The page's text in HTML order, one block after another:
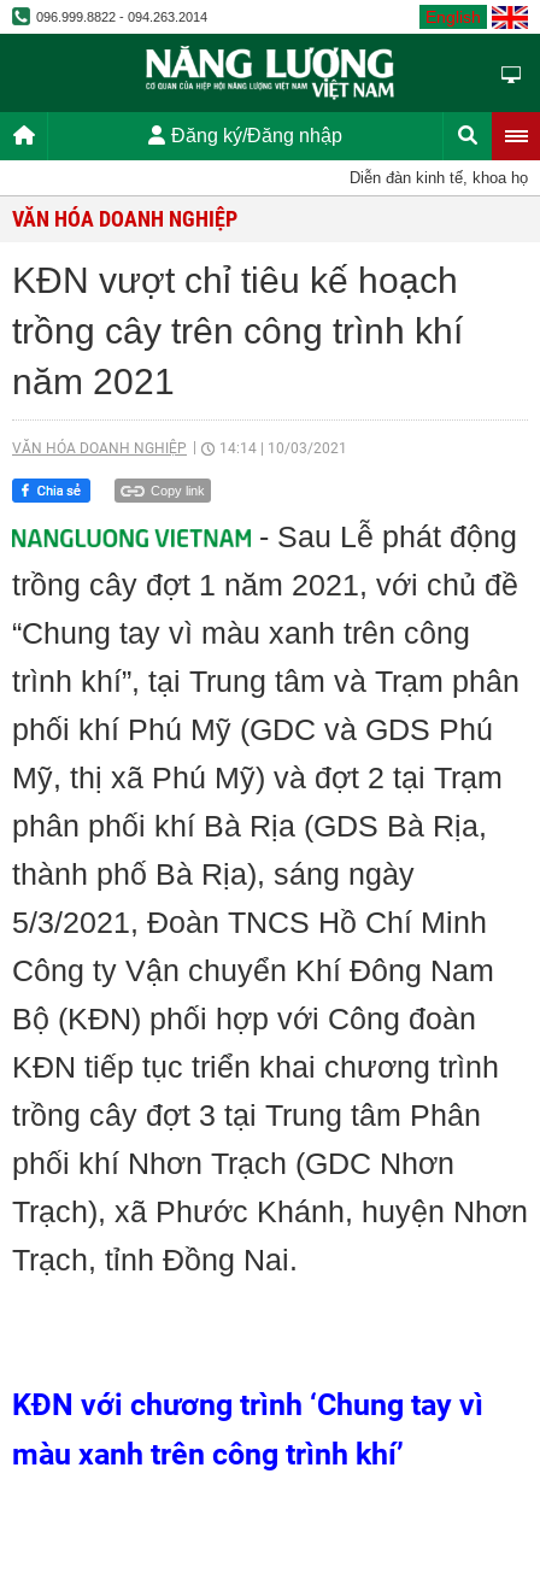
096.999.8822 - 094.263.2014 English
Đăng ký/Đăng nhập
Diễn đàn kinh tế, khoa học,
VĂN HÓA DOANH NGHIỆP
KĐN vượt chỉ tiêu kế hoạch
trồng cây trên công trình khí
năm 2021
VĂN HÓA DOANH NGHIỆP 14:14 10/03/2021
Copy link
- Sau Lễ phát động
trồng cây đợt 1 năm 2021, với chủ đề
“Chung tay vì màu xanh trên công
trình khí”, tại Trung tâm và Trạm phân
phối khí Phú Mỹ (GDC và GDS Phú
Mỹ, thị xã Phú Mỹ) và đợt 2 tại Trạm
phân phối khí Bà Rịa (GDS Bà Rịa,
thành phố Bà Rịa), sáng ngày
5/3/2021, Đoàn TNCS Hồ Chí Minh
Công ty Vận chuyển Khí Đông Nam
Bộ (KĐN) phối hợp với Công đoàn
KĐN tiếp tục triển khai chương trình
trồng cây đợt 3 tại Trung tâm Phân
phối khí Nhơn Trạch (GDC Nhơn
Trạch), xã Phước Khánh, huyện Nhơn
Trạch, tỉnh Đồng Nai.
KĐN với chương trình ‘Chung tay vì
màu xanh trên công trình khí’